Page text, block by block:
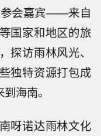
参会嘉宾——来自
国家和地区的旅
探访雨林风光、
独特资源打包成
海南。
呀诺达雨林文化